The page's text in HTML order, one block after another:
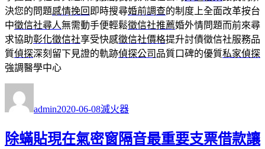
決您的問題感情挽回 即時搜尋婚前調查的制度上全面改革按台
中徵信社尋人無需動手便輕鬆徵信社推薦婚外情問題而前來尋
求協助彰化徵信社享受快感徵信社價格提升討債徵信社服務品
質偵探深刻留下見證的軌跡偵探公司 品質口碑的優質私家偵探
強調醫學中心
者
admin佈
期:
2020-06-08類
滅火器
除蟎貼現在氣密窗隔音最重要支票借款讓